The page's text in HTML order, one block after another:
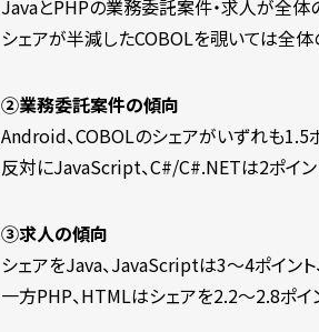
JavaとPHPの業務委託案件・求人が全体
シェアが半減したCOBOLを覗いては全
②業務委託案件の傾向
Android、COBOLのシェアがいずれも1.5
反対にJavaScript、C#/C#.NETは2ポイン
③求人の傾向
シェアをJava、JavaScriptは3～4ポイン
一方PHP、HTMLはシェアを2.2～2.8ポイ